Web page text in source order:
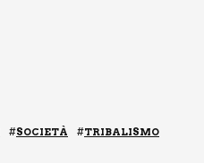
#SOCIETÀ #TRIBALISMO